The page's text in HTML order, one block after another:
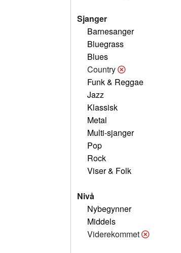
Sjanger
Barnesanger
Bluegrass
Blues
Country
Funk & Reggae
Jazz
Klassisk
Metal
Multi-sjanger
Pop
Rock
Viser & Folk
Nivå
Nybegynner
Middels
Viderekommet